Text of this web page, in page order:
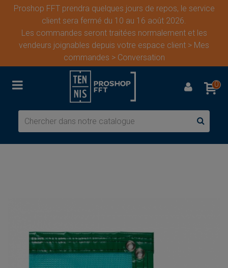
Proshop FFT prendra quelques jours de repos, le service
client sera fermé du 10 au 16 août 2026.
Les commandes seront traitées normalement et les
vendeurs joignables depuis votre espace client > Mes
commandes > Conversation
0